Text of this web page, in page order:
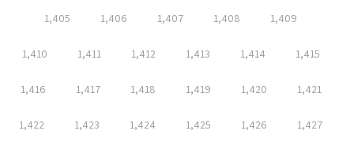
1,405 1,406 1,407 1,408 1,409
1,410 1,411 1,412 1,413 1,414 1,415
1,416 1,417 1,418 1,419 1,420 1,421
1,422 1,423 1,424 1,425 1,426 1,427